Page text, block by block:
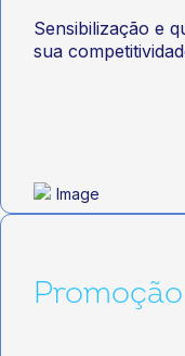
Sensibilização e
sua